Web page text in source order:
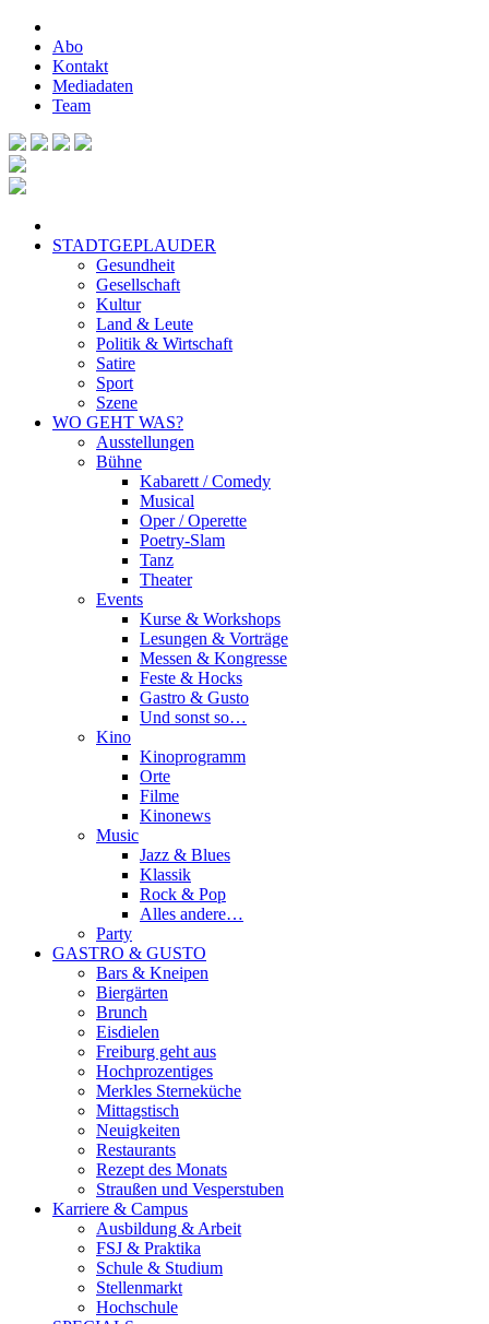
Abo
Kontakt
Mediadaten
Team
STADTGEPLAUDER
Gesundheit
Gesellschaft
Kultur
Land & Leute
Politik & Wirtschaft
Satire
Sport
Szene
WO GEHT WAS?
Ausstellungen
Bühne
Kabarett / Comedy
Musical
Oper / Operette
Poetry-Slam
Tanz
Theater
Events
Kurse & Workshops
Lesungen & Vorträge
Messen & Kongresse
Feste & Hocks
Gastro & Gusto
Und sonst so…
Kino
Kinoprogramm
Orte
Filme
Kinonews
Music
Jazz & Blues
Klassik
Rock & Pop
Alles andere…
Party
GASTRO & GUSTO
Bars & Kneipen
Biergärten
Brunch
Eisdielen
Freiburg geht aus
Hochprozentiges
Merkles Sterneküche
Mittagstisch
Neuigkeiten
Restaurants
Rezept des Monats
Straußen und Vesperstuben
Karriere & Campus
Ausbildung & Arbeit
FSJ & Praktika
Schule & Studium
Stellenmarkt
Hochschule